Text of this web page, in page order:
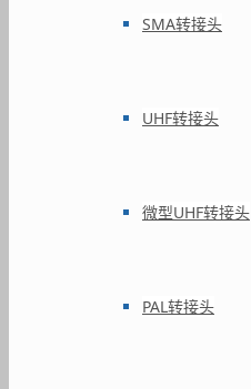
SMA转接头
UHF转接头
微型UHF转接头
PAL转接头